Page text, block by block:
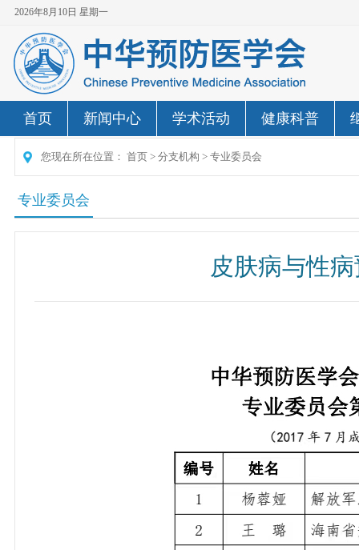
2026年8月10日 星期一
首页 新闻中心 学术活动 健康科普
您现在所在位置： 首页 > 分支机构 > 专业委员会
专业委员会
皮肤病与性